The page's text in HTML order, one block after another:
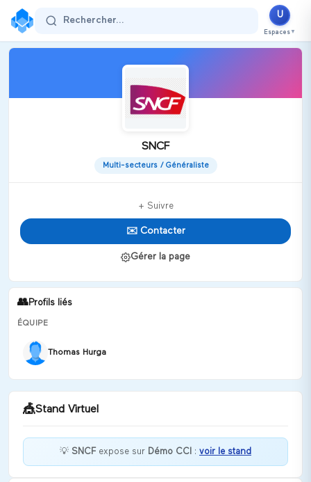
Rechercher...
U
Espaces ▼
SNCF
Multi-secteurs / Généraliste
+ Suivre
✉️ Contacter
Gérer la page
👥Profils liés
ÉQUIPE
Thomas Hurga
🎪Stand Virtuel
💡 SNCF expose sur Démo CCI : voir le stand